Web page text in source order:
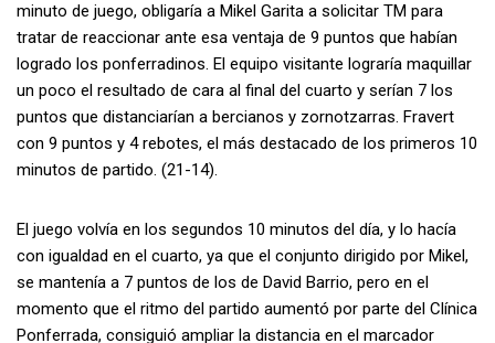
minuto de juego, obligaría a Mikel Garita a solicitar TM para
tratar de reaccionar ante esa ventaja de 9 puntos que habían
logrado los ponferradinos. El equipo visitante lograría maquillar
un poco el resultado de cara al final del cuarto y serían 7 los
puntos que distanciarían a bercianos y zornotzarras. Fravert
con 9 puntos y 4 rebotes, el más destacado de los primeros 10
minutos de partido. (21-14).
El juego volvía en los segundos 10 minutos del día, y lo hacía
con igualdad en el cuarto, ya que el conjunto dirigido por Mikel,
se mantenía a 7 puntos de los de David Barrio, pero en el
momento que el ritmo del partido aumentó por parte del Clínica
Ponferrada, consiguió ampliar la distancia en el marcador